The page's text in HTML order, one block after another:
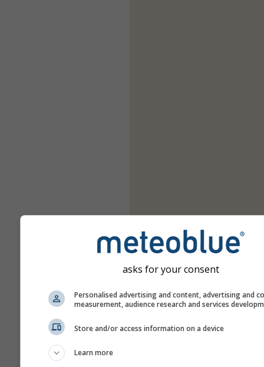
asks for your consent
Personalised advertising and content, advertising and
measurement, audience research and services
Store and/or access information on a device
Learn more